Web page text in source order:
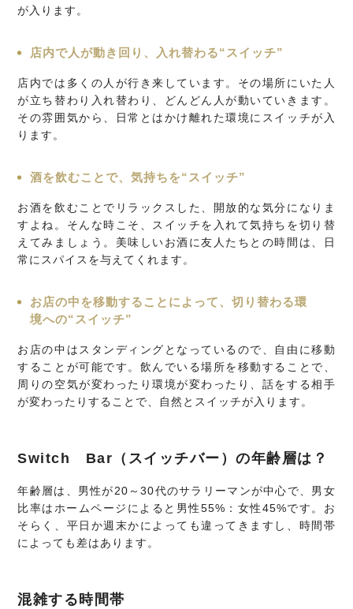
が入ります。
店内で人が動き回り、入れ替わる“スイッチ”
店内では多くの人が行き来しています。その場所にいた人
が立ち替わり入れ替わり、どんどん人が動いていきます。
その雰囲気から、日常とはかけ離れた環境にスイッチが入
ります。
酒を飲むことで、気持ちを“スイッチ”
お酒を飲むことでリラックスした、開放的な気分になりま
すよね。そんな時こそ、スイッチを入れて気持ちを切り替
えてみましょう。美味しいお酒に友人たちとの時間は、日
常にスパイスを与えてくれます。
お店の中を移動することによって、切り替わる環
境への“スイッチ”
お店の中はスタンディングとなっているので、自由に移動
することが可能です。飲んでいる場所を移動することで、
周りの空気が変わったり環境が変わったり、話をする相手
が変わったりすることで、自然とスイッチが入ります。
Switch Bar（スイッチバー）の年齢層は？
年齢層は、男性が20～30代のサラリーマンが中心で、男女
比率はホームページによると男性55%：女性45%です。お
そらく、平日か週末かによっても違ってきますし、時間帯
によっても差はあります。
混雑する時間帯